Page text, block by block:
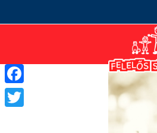
Facebook